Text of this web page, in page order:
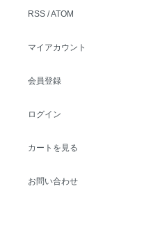
RSS /ATOM
マイアカウント
会員登録
ログイン
カートを見る
お問い合わせ